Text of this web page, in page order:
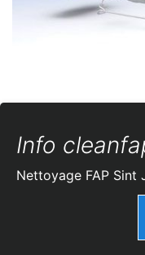
Info
Nettoyage FAP